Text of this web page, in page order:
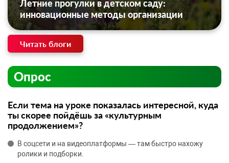
Летние прогулки в детском саду:
инновационные методы организации
Читать блоги
Опрос
Если тема на уроке показалась интересной, куда
ты скорее пойдёшь за «культурным
продолжением»?
В соцсети и на видеоплатформы — там быстро нахожу
ролики и подборки.